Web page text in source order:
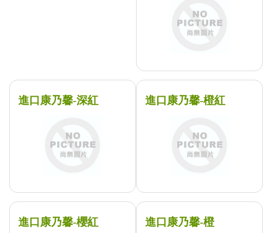
進口康乃馨-深紅 進口康乃馨-橙紅
進口康乃馨-櫻紅 進口康乃馨-橙